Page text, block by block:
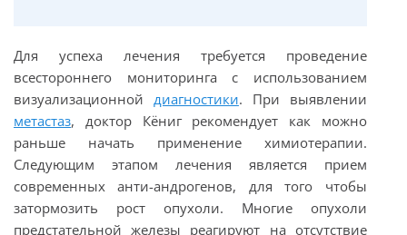
Для успеха лечения требуется проведение
всестороннего мониторинга с использованием
визуализационной диагностики. При выявлении
метастаз, доктор Кёниг рекомендует как можно
раньше начать применение химиотерапии.
Следующим этапом лечения является прием
современных анти-андрогенов, для того чтобы
затормозить рост опухоли. Многие опухоли
предстательной железы реагируют на отсутствие